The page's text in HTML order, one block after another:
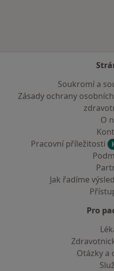
Soukromí a
Zásady ochrany
O
Pracovní příležitosti
Jak řadíme
Pro
Otázky a